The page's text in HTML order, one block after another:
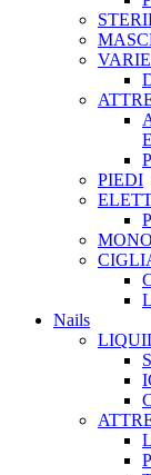
PIEDI
Nails